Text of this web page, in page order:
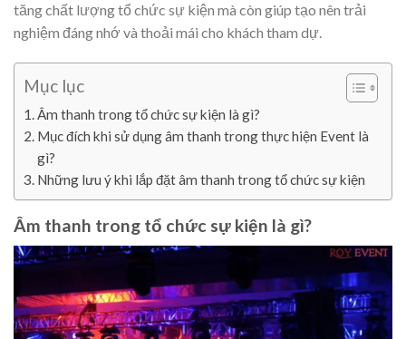
tăng chất lượng tổ chức sự kiện mà còn giúp tạo nên trải
nghiệm đáng nhớ và thoải mái cho khách tham dự.
Mục lục
Âm thanh trong tổ chức sự kiện là gì?
Mục đích khi sử dụng âm thanh trong thực hiện Event là
gì?
Những lưu ý khi lắp đặt âm thanh trong tổ chức sự kiện
Âm thanh trong tổ chức sự kiện là gì?